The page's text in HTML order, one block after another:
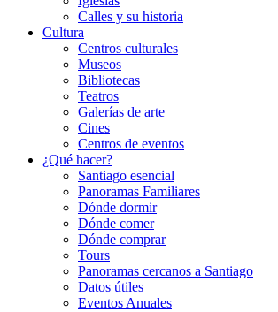
Calles y su historia
Cultura
Centros culturales
Museos
Bibliotecas
Teatros
Galerí­as de arte
Cines
Centros de eventos
¿Qué hacer?
Santiago esencial
Panoramas Familiares
Dónde dormir
Dónde comer
Dónde comprar
Tours
Panoramas cercanos a Santiago
Datos útiles
Eventos Anuales